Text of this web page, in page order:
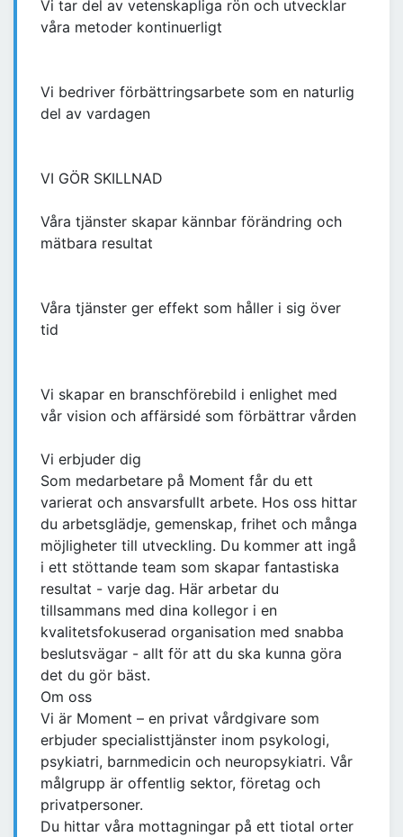
Vi tar del av vetenskapliga rön och utvecklar
våra metoder kontinuerligt
Vi bedriver förbättringsarbete som en naturlig
del av vardagen
VI GÖR SKILLNAD
Våra tjänster skapar kännbar förändring och
mätbara resultat
Våra tjänster ger effekt som håller i sig över
tid
Vi skapar en branschförebild i enlighet med
vår vision och affärsidé som förbättrar vården
Vi erbjuder dig
Som medarbetare på Moment får du ett
varierat och ansvarsfullt arbete. Hos oss hittar
du arbetsglädje, gemenskap, frihet och många
möjligheter till utveckling. Du kommer att ingå
i ett stöttande team som skapar fantastiska
resultat - varje dag. Här arbetar du
tillsammans med dina kollegor i en
kvalitetsfokuserad organisation med snabba
beslutsvägar - allt för att du ska kunna göra
det du gör bäst.
Om oss
Vi är Moment – en privat vårdgivare som
erbjuder specialisttjänster inom psykologi,
psykiatri, barnmedicin och neuropsykiatri. Vår
målgrupp är offentlig sektor, företag och
privatpersoner.
Du hittar våra mottagningar på ett tiotal orter